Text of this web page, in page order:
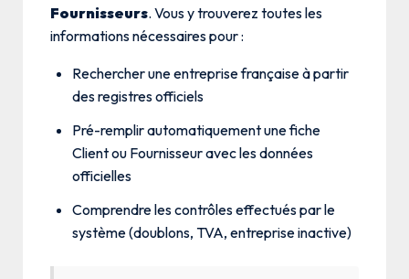
Fournisseurs. Vous y trouverez toutes les
informations nécessaires pour :
Rechercher une entreprise française à partir
des registres officiels
Pré-remplir automatiquement une fiche
Client ou Fournisseur avec les données
officielles
Comprendre les contrôles effectués par le
système (doublons, TVA, entreprise inactive)